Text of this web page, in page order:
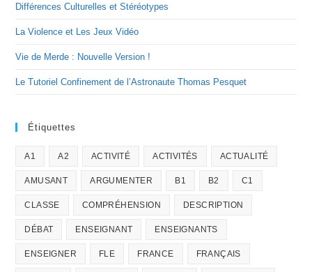
Différences Culturelles et Stéréotypes
La Violence et Les Jeux Vidéo
Vie de Merde : Nouvelle Version !
Le Tutoriel Confinement de l’Astronaute Thomas Pesquet
Étiquettes
A1 A2 ACTIVITÉ ACTIVITÉS ACTUALITÉ
AMUSANT ARGUMENTER B1 B2 C1
CLASSE COMPRÉHENSION DESCRIPTION
DÉBAT ENSEIGNANT ENSEIGNANTS
ENSEIGNER FLE FRANCE FRANÇAIS